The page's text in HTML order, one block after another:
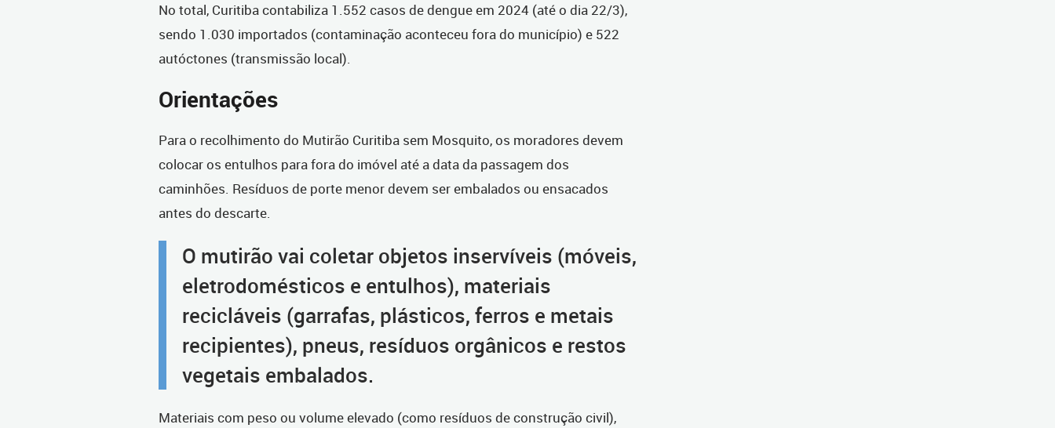
No total, Curitiba contabiliza 1.552 casos de dengue em 2024 (até o dia 22/3),
sendo 1.030 importados (contaminação aconteceu fora do município) e 522
autóctones (transmissão local).
Orientações
Para o recolhimento do Mutirão Curitiba sem Mosquito, os moradores devem
colocar os entulhos para fora do imóvel até a data da passagem dos
caminhões. Resíduos de porte menor devem ser embalados ou ensacados
antes do descarte.
O mutirão vai coletar objetos inservíveis (móveis,
eletrodomésticos e entulhos), materiais
recicláveis (garrafas, plásticos, ferros e metais
recipientes), pneus, resíduos orgânicos e restos
vegetais embalados.
Materiais com peso ou volume elevado (como resíduos de construção civil),